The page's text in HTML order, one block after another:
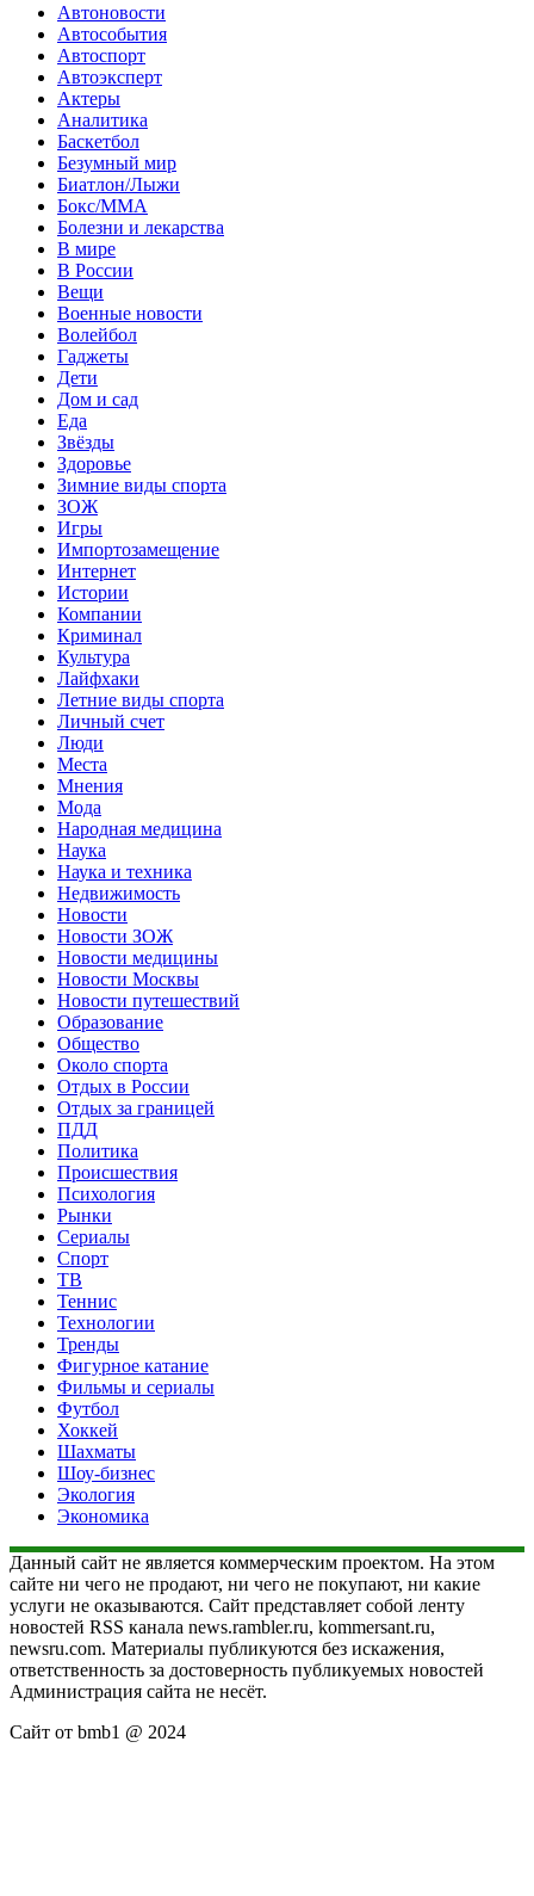
Автоновости
Автособытия
Автоспорт
Автоэксперт
Актеры
Аналитика
Баскетбол
Безумный мир
Биатлон/Лыжи
Бокс/MMA
Болезни и лекарства
В мире
В России
Вещи
Военные новости
Волейбол
Гаджеты
Дети
Дом и сад
Еда
Звёзды
Здоровье
Зимние виды спорта
ЗОЖ
Игры
Импортозамещение
Интернет
Истории
Компании
Криминал
Культура
Лайфхаки
Летние виды спорта
Личный счет
Люди
Места
Мнения
Мода
Народная медицина
Наука
Наука и техника
Недвижимость
Новости
Новости ЗОЖ
Новости медицины
Новости Москвы
Новости путешествий
Образование
Общество
Около спорта
Отдых в России
Отдых за границей
ПДД
Политика
Происшествия
Психология
Рынки
Сериалы
Спорт
ТВ
Теннис
Технологии
Тренды
Фигурное катание
Фильмы и сериалы
Футбол
Хоккей
Шахматы
Шоу-бизнес
Экология
Экономика
Данный сайт не является коммерческим проектом. На этом
сайте ни чего не продают, ни чего не покупают, ни какие
услуги не оказываются. Сайт представляет собой ленту
новостей RSS канала news.rambler.ru, kommersant.ru,
newsru.com. Материалы публикуются без искажения,
ответственность за достоверность публикуемых новостей
Администрация сайта не несёт.
Сайт от bmb1 @ 2024